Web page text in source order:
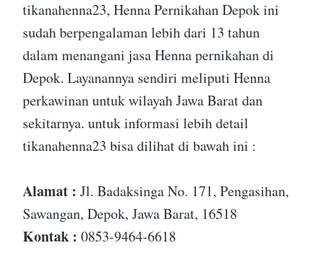
tikanahenna23, Henna Pernikahan Depok ini
sudah berpengalaman lebih dari 13 tahun
dalam menangani jasa Henna pernikahan di
Depok. Layanannya sendiri meliputi Henna
perkawinan untuk wilayah Jawa Barat dan
sekitarnya. untuk informasi lebih detail
tikanahenna23 bisa dilihat di bawah ini :
Alamat : Jl. Badaksinga No. 171, Pengasihan,
Sawangan, Depok, Jawa Barat, 16518
Kontak : 0853-9464-6618